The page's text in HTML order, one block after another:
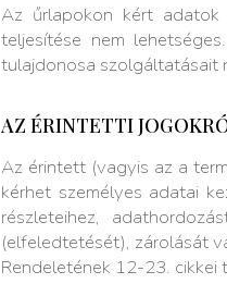
Az űrlapokon kért adatok
teljesítése nem
tulajdonosa szolgáltatásait
AZ ÉRINTETTI
Az érintett (vagyis az a
kérhet személyes adatai
részleteihez,
(elfeledtetését), zárolását
Rendeletének 12-23. cikkei